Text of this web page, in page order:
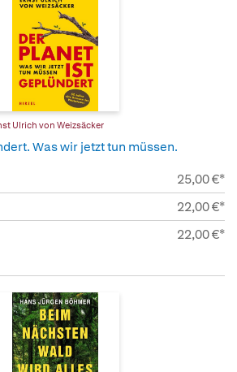
Ulrich von Weizsäcker
Was wir jetzt tun müssen.
25,00 €*
22,00 €*
22,00 €*